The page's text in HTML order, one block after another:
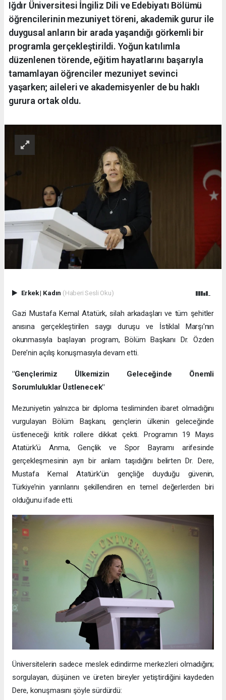
Iğdır Üniversitesi İngiliz Dili ve Edebiyatı Bölümü
öğrencilerinin mezuniyet töreni, akademik gurur ile
duygusal anların bir arada yaşandığı görkemli bir
programla gerçekleştirildi. Yoğun katılımla
düzenlenen törende, eğitim hayatlarını başarıyla
tamamlayan öğrenciler mezuniyet sevinci
yaşarken; aileleri ve akademisyenler de bu haklı
gurura ortak oldu.
Erkek| Kadın (Haberi Sesli Oku)
Gazi Mustafa Kemal Atatürk, silah arkadaşları ve tüm şehitler
anısına gerçekleştirilen saygı duruşu ve İstiklal Marşı'nın
okunmasıyla başlayan program, Bölüm Başkanı Dr. Özden
Dere’nin açılış konuşmasıyla devam etti.
"Gençlerimiz Ülkemizin Geleceğinde Önemli
Sorumluluklar Üstlenecek"
Mezuniyetin yalnızca bir diploma tesliminden ibaret olmadığını
vurgulayan Bölüm Başkanı, gençlerin ülkenin geleceğinde
üstleneceği kritik rollere dikkat çekti. Programın 19 Mayıs
Atatürk’ü Anma, Gençlik ve Spor Bayramı arifesinde
gerçekleşmesinin ayrı bir anlam taşıdığını belirten Dr. Dere,
Mustafa Kemal Atatürk’ün gençliğe duyduğu güvenin,
Türkiye’nin yarınlarını şekillendiren en temel değerlerden biri
olduğunu ifade etti.
Üniversitelerin sadece meslek edindirme merkezleri olmadığını;
sorgulayan, düşünen ve üreten bireyler yetiştirdiğini kaydeden
Dere, konuşmasını şöyle sürdürdü: